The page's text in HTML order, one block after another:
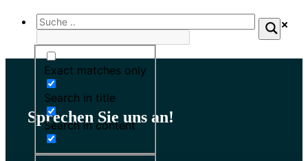
Exact matches only
Search in title
Search in content
Sprechen Sie uns an!